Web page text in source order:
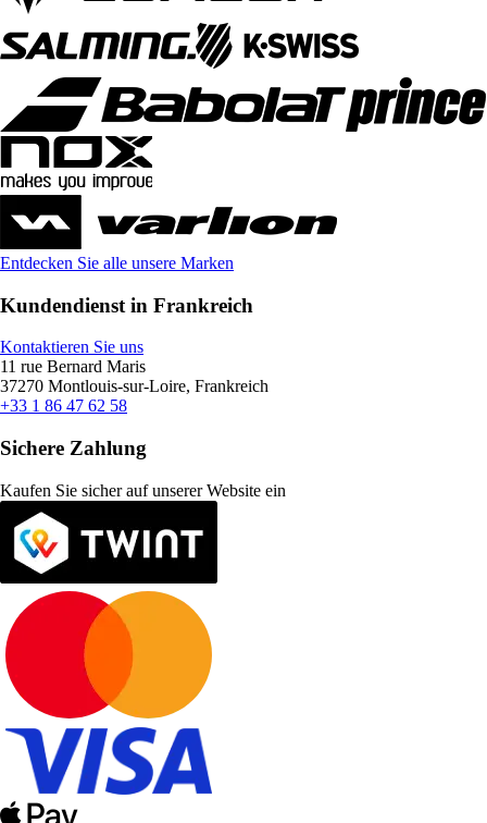
Entdecken Sie alle unsere Marken
Kundendienst in Frankreich
Kontaktieren Sie uns
11 rue Bernard Maris
37270 Montlouis-sur-Loire, Frankreich
+33 1 86 47 62 58
Sichere Zahlung
Kaufen Sie sicher auf unserer Website ein